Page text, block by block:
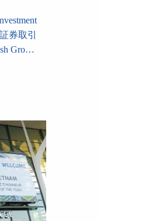
券取引
Gro…